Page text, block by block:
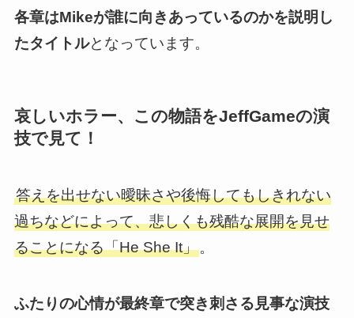
各章はMikeが誰に向きあっているのかを説明し
たタイトルとなっています。
哀しいホラー、この物語をJeffGameの演
技で見て！
答えを出せない曖昧さや後悔してもしきれない
過ちなどによって、悲しくも残酷な展開を見せ
ることになる「He She It」。
ふたりの心情が最終章で突き刺さる見事な演技